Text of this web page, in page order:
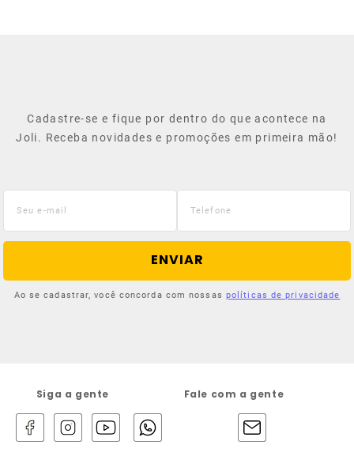
Cadastre-se e fique por dentro do que acontece na
Joli. Receba novidades e promoções em primeira mão!
ENVIAR
Ao se cadastrar, você concorda com nossas políticas de privacidade
Siga a gente Fale com a gente